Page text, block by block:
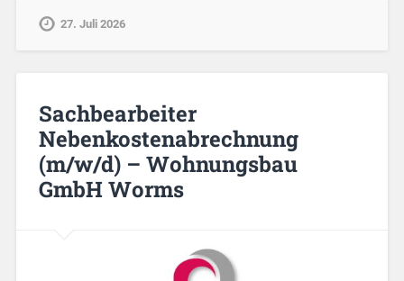
27. Juli 2026
Sachbearbeiter
Nebenkostenabrechnung
(m/w/d) – Wohnungsbau
GmbH Worms